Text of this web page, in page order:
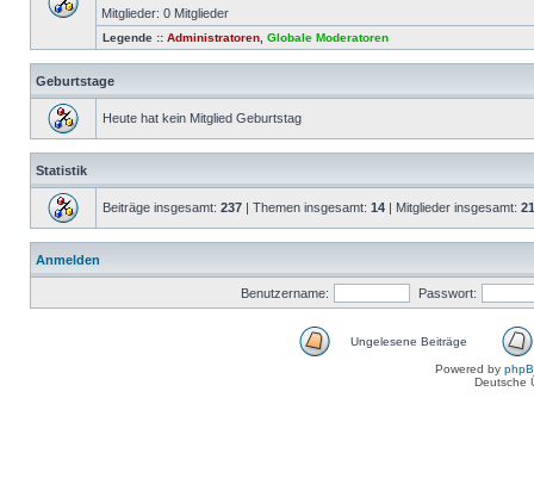
Mitglieder: 0 Mitglieder
Legende :: Administratoren Globale Moderatoren
Geburtstage
Heute hat kein Mitglied Geburtstag
Statistik
Beiträge insgesamt: 237 | Themen insgesamt: 14 | Mitglieder insgesamt: 21
Anmelden
Benutzername: Passwort:
Ungelesene Beiträge
Powered by
Deutsche